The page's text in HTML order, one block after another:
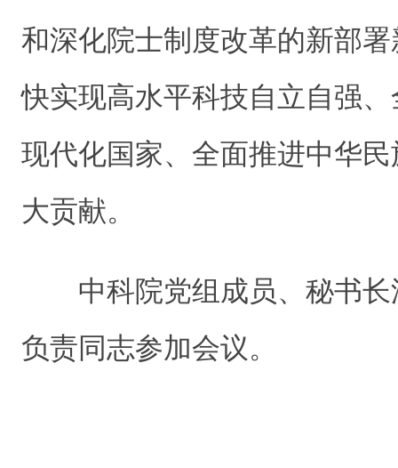
和深化院士制度改革的新部
快实现高水平科技自立自强
现代化国家、全面推进中华
大贡献。
中科院党组成员、秘书长
负责同志参加会议。